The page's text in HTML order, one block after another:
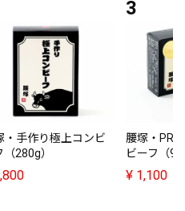
・手作り極上コンビ
（280g）
腰塚・
ビーフ（
¥ 1,100